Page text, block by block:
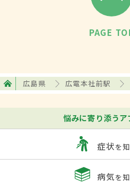
PAGE
広島県 広電本社前駅
悩みに寄り添うア
症状を
病気を